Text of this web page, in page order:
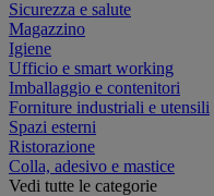
Sicurezza e salute
Magazzino
Igiene
Ufficio e smart working
Imballaggio e contenitori
Forniture industriali e utensili
Spazi esterni
Ristorazione
Colla, adesivo e mastice
Vedi tutte le categorie